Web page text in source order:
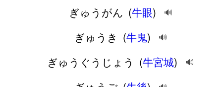
ぎゅうがん (牛眼) 🔊
ぎゅうき (牛鬼) 🔊
ぎゅうぐうじょう (牛宮城) 🔊